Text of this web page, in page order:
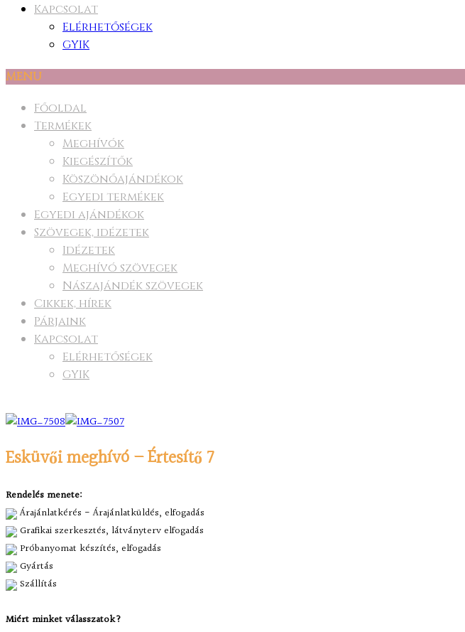
Kapcsolat
Elérhetőségek
GYIK
MENU
Főoldal
Termékek
Meghívók
Kiegészítők
Köszönőajándékok
Egyedi termékek
Egyedi ajándékok
Szövegek, idézetek
Idézetek
Meghívó szövegek
Nászajándék szövegek
Cikkek, hírek
Párjaink
Kapcsolat
Elérhetőségek
GYIK
Esküvői meghívó – Értesítő 7
Rendelés menete:
Árajánlatkérés - Árajánlatküldés, elfogadás
Grafikai szerkesztés, látványterv elfogadás
Próbanyomat készítés, elfogadás
Gyártás
Szállítás
Miért minket válasszatok?